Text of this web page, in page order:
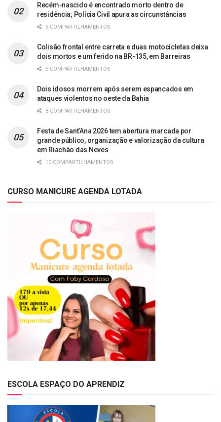
Recém-nascido é encontrado morto dentro de
residência; Polícia Civil apura as circunstâncias
6 COMPARTILHAMENTOS
Colisão frontal entre carreta e duas motocicletas deixa
dois mortos e um ferido na BR-135, em Barreiras
5 COMPARTILHAMENTOS
Dois idosos morrem após serem espancados em
ataques violentos no oeste da Bahia
8 COMPARTILHAMENTOS
Festa de Sant’Ana 2026 tem abertura marcada por
grande público, organização e valorização da cultura
em Riachão das Neves
10 COMPARTILHAMENTOS
CURSO MANICURE AGENDA LOTADA
ESCOLA ESPAÇO DO APRENDIZ